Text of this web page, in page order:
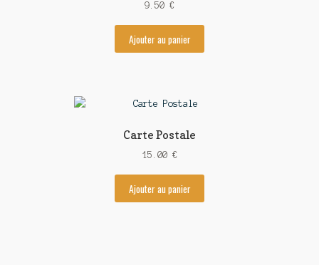
9.50 €
Ajouter au panier
Carte Postale
15.00 €
Ajouter au panier